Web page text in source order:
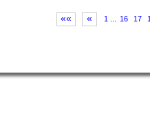
«« « 1 16 17